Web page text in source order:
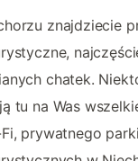
znajdziecie
chatek.
tu na Was
prywatnego